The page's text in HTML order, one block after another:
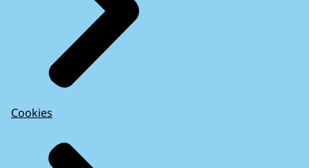
Cookies